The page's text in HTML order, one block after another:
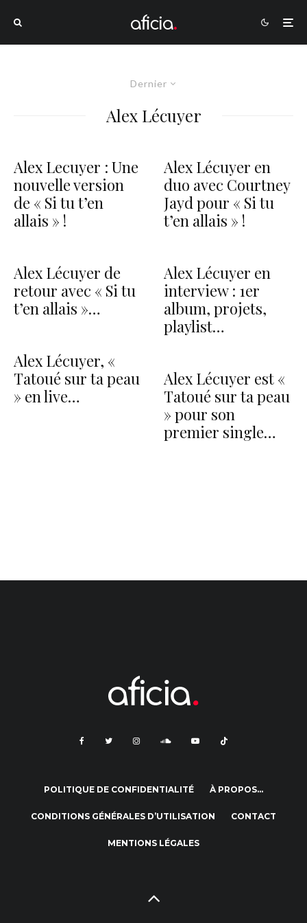
Dernier
Alex Lécuyer
Alex Lecuyer : Une
nouvelle version
de « Si tu t’en
allais » !
Alex Lécuyer de
retour avec « Si tu
t’en allais »…
Alex Lécuyer, «
Tatoué sur ta peau
» en live…
Alex Lécuyer en
duo avec Courtney
Jayd pour « Si tu
t’en allais » !
Alex Lécuyer en
interview : 1er
album, projets,
playlist…
Alex Lécuyer est «
Tatoué sur ta peau
» pour son
premier single…
POLITIQUE DE CONFIDENTIALITÉ À PROPOS…
CONDITIONS GÉNÉRALES D’UTILISATION CONTACT
MENTIONS LÉGALES